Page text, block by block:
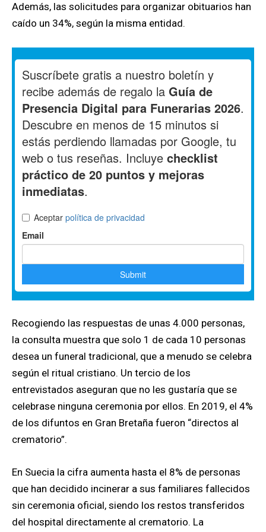
Además, las solicitudes para organizar obituarios han
caído un 34%, según la misma entidad.
Recogiendo las respuestas de unas 4.000 personas,
la consulta muestra que solo 1 de cada 10 personas
desea un funeral tradicional, que a menudo se celebra
según el ritual cristiano. Un tercio de los
entrevistados aseguran que no les gustaría que se
celebrase ninguna ceremonia por ellos. En 2019, el 4%
de los difuntos en Gran Bretaña fueron “directos al
crematorio”.
En Suecia la cifra aumenta hasta el 8% de personas
que han decidido incinerar a sus familiares fallecidos
sin ceremonia oficial, siendo los restos transferidos
del hospital directamente al crematorio. La